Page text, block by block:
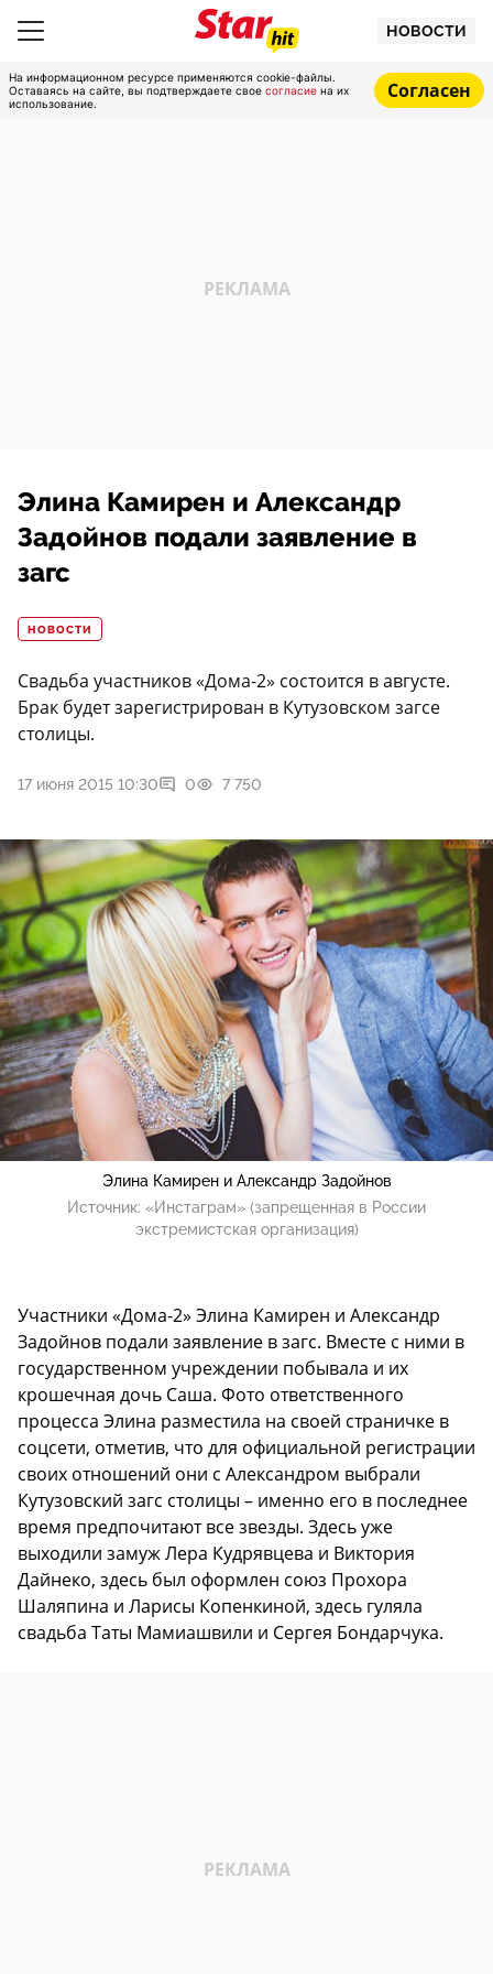
НОВОСТИ
На информационном ресурсе применяются cookie-файлы.
Оставаясь на сайте, вы подтверждаете свое согласие на их
использование.
Согласен
Элина Камирен и Александр
Задойнов подали заявление в
загс
НОВОСТИ
Свадьба участников «Дома-2» состоится в августе.
Брак будет зарегистрирован в Кутузовском загсе
столицы.
17 июня 2015 10:30 0 7 750
Элина Камирен и Александр Задойнов
Источник: «Инстаграм» (запрещенная в России
экстремистская организация)
Участники «Дома-2» Элина Камирен и Александр
Задойнов подали заявление в загс. Вместе с ними в
государственном учреждении побывала и их
крошечная дочь Саша. Фото ответственного
процесса Элина разместила на своей страничке в
соцсети, отметив, что для официальной регистрации
своих отношений они с Александром выбрали
Кутузовский загс столицы – именно его в последнее
время предпочитают все звезды. Здесь уже
выходили замуж Лера Кудрявцева и Виктория
Дайнеко, здесь был оформлен союз Прохора
Шаляпина и Ларисы Копенкиной, здесь гуляла
свадьба Таты Мамиашвили и Сергея Бондарчука.